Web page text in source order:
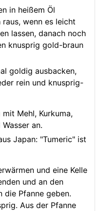
in heißem Öl
wenn es leicht
lassen, danach noch
knusprig gold-braun
Mehl, Kurkuma,
an.
und eine Kelle
und an den
die Pfanne geben.
Aus der Pfanne